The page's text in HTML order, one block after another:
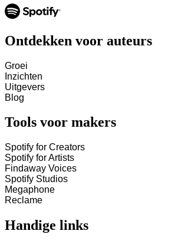
Ontdekken voor auteurs
Groei
Inzichten
Uitgevers
Blog
Tools voor makers
Spotify for Creators
Spotify for Artists
Findaway Voices
Spotify Studios
Megaphone
Reclame
Handige links